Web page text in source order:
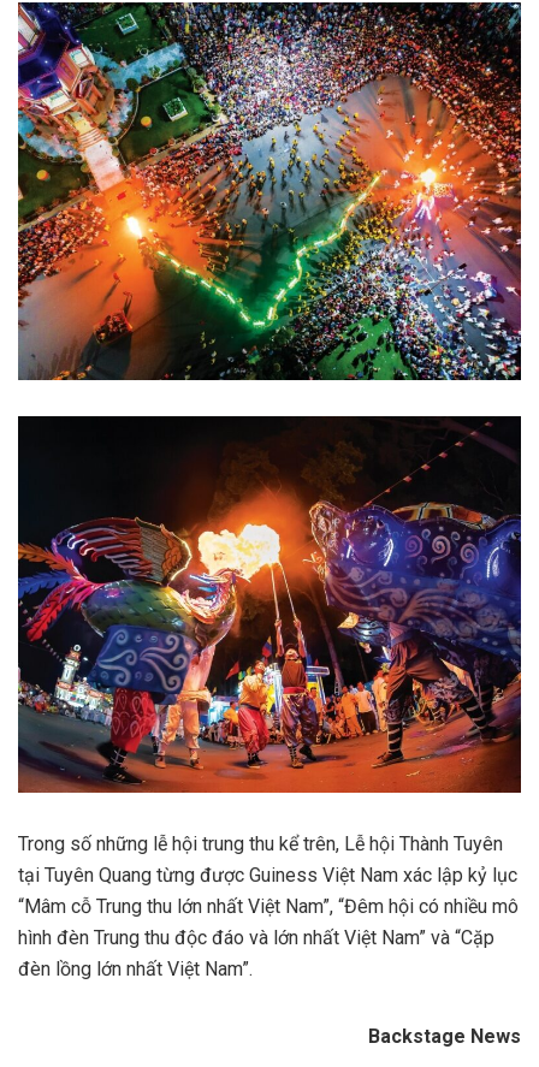
Trong số những lễ hội trung thu kể trên, Lễ hội Thành Tuyên
tại Tuyên Quang từng được Guiness Việt Nam xác lập kỷ lục
“Mâm cỗ Trung thu lớn nhất Việt Nam”, “Đêm hội có nhiều mô
hình đèn Trung thu độc đáo và lớn nhất Việt Nam” và “Cặp
đèn lồng lớn nhất Việt Nam”.
Backstage News